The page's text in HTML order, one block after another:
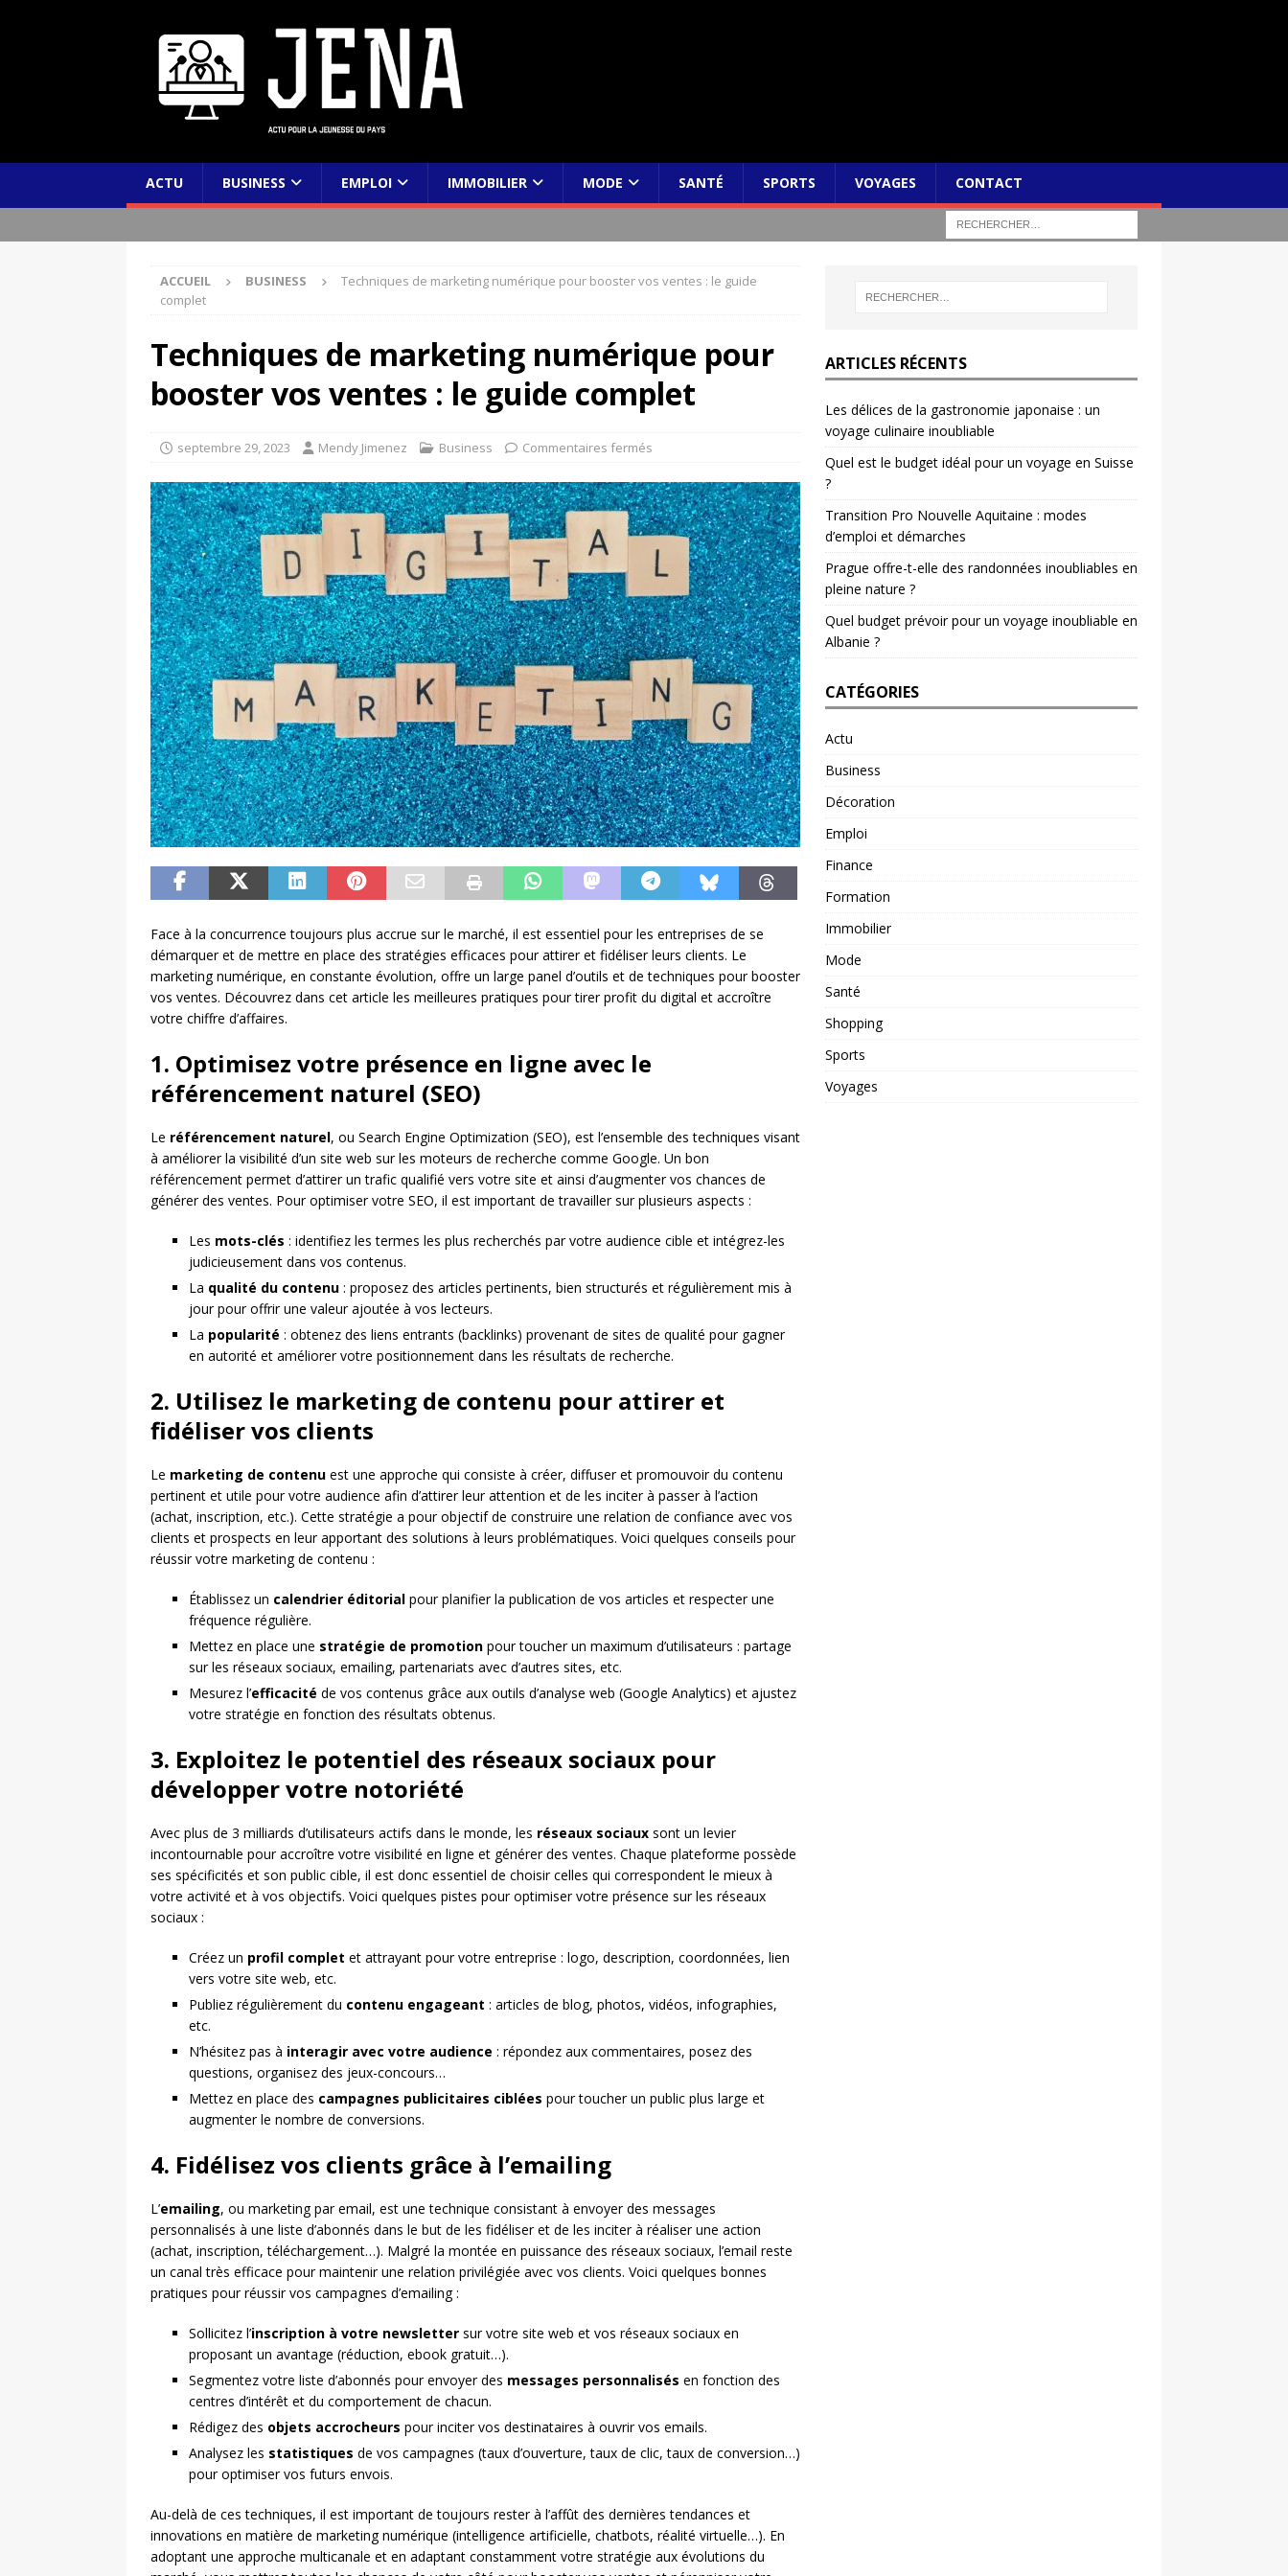
ACTU BUSINESS EMPLOI IMMOBILIER MODE SANTÉ SPORTS VOYAGES CONTACT
ACCUEIL BUSINESS
Techniques de marketing numérique pour booster vos ventes : le guide
complet
Techniques de marketing numérique pour
booster vos ventes : le guide complet
septembre 29, 2023 Mendy Jimenez Business Commentaires fermés
Face à la concurrence toujours plus accrue sur le marché, il est essentiel pour les entreprises de se
démarquer et de mettre en place des stratégies efficaces pour attirer et fidéliser leurs clients. Le
marketing numérique, en constante évolution, offre un large panel d’outils et de techniques pour booster
vos ventes. Découvrez dans cet article les meilleures pratiques pour tirer profit du digital et accroître
votre chiffre d’affaires.
1. Optimisez votre présence en ligne avec le
référencement naturel (SEO)
Le référencement naturel, ou Search Engine Optimization (SEO), est l’ensemble des techniques visant
à améliorer la visibilité d’un site web sur les moteurs de recherche comme Google. Un bon
référencement permet d’attirer un trafic qualifié vers votre site et ainsi d’augmenter vos chances de
générer des ventes. Pour optimiser votre SEO, il est important de travailler sur plusieurs aspects :
Les mots-clés : identifiez les termes les plus recherchés par votre audience cible et intégrez-les
judicieusement dans vos contenus.
La qualité du contenu : proposez des articles pertinents, bien structurés et régulièrement mis à
jour pour offrir une valeur ajoutée à vos lecteurs.
La popularité : obtenez des liens entrants (backlinks) provenant de sites de qualité pour gagner
en autorité et améliorer votre positionnement dans les résultats de recherche.
2. Utilisez le marketing de contenu pour attirer et
fidéliser vos clients
Le marketing de contenu est une approche qui consiste à créer, diffuser et promouvoir du contenu
pertinent et utile pour votre audience afin d’attirer leur attention et de les inciter à passer à l’action
(achat, inscription, etc.). Cette stratégie a pour objectif de construire une relation de confiance avec vos
clients et prospects en leur apportant des solutions à leurs problématiques. Voici quelques conseils pour
réussir votre marketing de contenu :
Établissez un calendrier éditorial pour planifier la publication de vos articles et respecter une
fréquence régulière.
Mettez en place une stratégie de promotion pour toucher un maximum d’utilisateurs : partage
sur les réseaux sociaux, emailing, partenariats avec d’autres sites, etc.
Mesurez l’efficacité de vos contenus grâce aux outils d’analyse web (Google Analytics) et ajustez
votre stratégie en fonction des résultats obtenus.
3. Exploitez le potentiel des réseaux sociaux pour
développer votre notoriété
Avec plus de 3 milliards d’utilisateurs actifs dans le monde, les réseaux sociaux sont un levier
incontournable pour accroître votre visibilité en ligne et générer des ventes. Chaque plateforme possède
ses spécificités et son public cible, il est donc essentiel de choisir celles qui correspondent le mieux à
votre activité et à vos objectifs. Voici quelques pistes pour optimiser votre présence sur les réseaux
sociaux :
Créez un profil complet et attrayant pour votre entreprise : logo, description, coordonnées, lien
vers votre site web, etc.
Publiez régulièrement du contenu engageant : articles de blog, photos, vidéos, infographies,
etc.
N’hésitez pas à interagir avec votre audience : répondez aux commentaires, posez des
questions, organisez des jeux-concours…
Mettez en place des campagnes publicitaires ciblées pour toucher un public plus large et
augmenter le nombre de conversions.
4. Fidélisez vos clients grâce à l’emailing
L’emailing, ou marketing par email, est une technique consistant à envoyer des messages
personnalisés à une liste d’abonnés dans le but de les fidéliser et de les inciter à réaliser une action
(achat, inscription, téléchargement…). Malgré la montée en puissance des réseaux sociaux, l’email reste
un canal très efficace pour maintenir une relation privilégiée avec vos clients. Voici quelques bonnes
pratiques pour réussir vos campagnes d’emailing :
Sollicitez l’inscription à votre newsletter sur votre site web et vos réseaux sociaux en
proposant un avantage (réduction, ebook gratuit…).
Segmentez votre liste d’abonnés pour envoyer des messages personnalisés en fonction des
centres d’intérêt et du comportement de chacun.
Rédigez des objets accrocheurs pour inciter vos destinataires à ouvrir vos emails.
Analysez les statistiques de vos campagnes (taux d’ouverture, taux de clic, taux de conversion…)
pour optimiser vos futurs envois.
Au-delà de ces techniques, il est important de toujours rester à l’affût des dernières tendances et
innovations en matière de marketing numérique (intelligence artificielle, chatbots, réalité virtuelle…). En
adoptant une approche multicanale et en adaptant constamment votre stratégie aux évolutions du
ARTICLES RÉCENTS
Les délices de la gastronomie japonaise : un
voyage culinaire inoubliable
Quel est le budget idéal pour un voyage en Suisse
?
Transition Pro Nouvelle Aquitaine : modes
d’emploi et démarches
Prague offre-t-elle des randonnées inoubliables en
pleine nature ?
Quel budget prévoir pour un voyage inoubliable en
Albanie ?
CATÉGORIES
Actu
Business
Décoration
Emploi
Finance
Formation
Immobilier
Mode
Santé
Shopping
Sports
Voyages